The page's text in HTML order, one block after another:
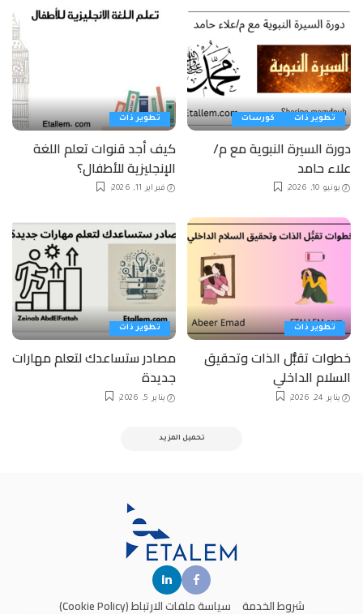
تطوير ذات كورسات
دورة السيرة النبوية مع م/
علاء حامد
يونيو 10, 2026
تطوير ذات
كيف أجد قنوات تعلم اللغة
الإنجليزية للأطفال؟
فبراير 11, 2026
تطوير ذات
خطوات تقبُّل الذات وتحقيق
السلام الداخلي
يناير 24, 2026
تطوير ذات
مصادر ستساعدك لتعلم مهارات
جديدة
يناير 5, 2026
تحميل المزيد
شروط الخدمة سياسة ملفات الارتباط (Cookie Policy)